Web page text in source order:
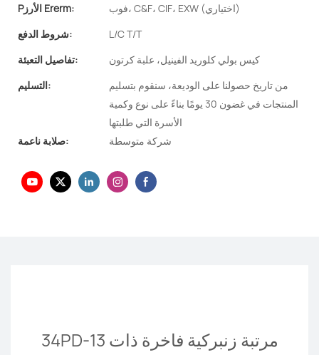
Pالأرز Ererm:
فوب، C&F، CIF، EXW (اختياري)
شروط الدفع:
L/C T/T
تفاصيل التعبئة:
كيس بولي كلوريد الفينيل، علبة كرتون
التسليم:
من تاريخ حصولنا على الوديعة، سنقوم بتسليم
المنتجات في غضون 30 يومًا بناءً على نوع وكمية
الأسرة التي طلبتها
صلابة ناعمة:
شركة متوسطة
34PD-13 مرتبة زنبركية فاخرة ذات